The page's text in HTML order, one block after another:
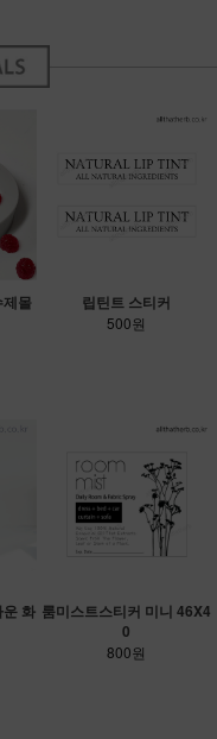
몰
립틴트 스티커
500원
화 룸미스트스티커 미니 46X4
0
800원